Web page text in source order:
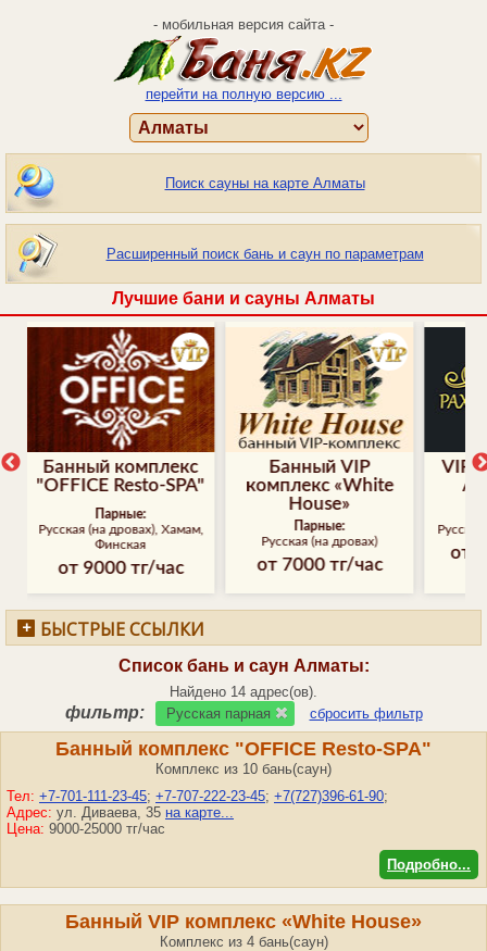
- мобильная версия сайта -
перейти на полную версию ...
Поиск сауны на карте Алматы
Расширенный поиск бань и саун по параметрам
Лучшие бани и сауны Алматы
комплекс
Resto-SPA"
(на дровах), Хамам,
9000 тг/час
Банный VIP
комплекс «White
Русская (на дровах)
от 7000 тг/час
VIP-сауна
Русская (на
от 20000
БЫСТРЫЕ ССЫЛКИ
Список бань и саун Алматы:
Найдено 14 адрес(ов).
фильтр: Русская парная сбросить фильтр
Банный комплекс "OFFICE Resto-SPA"
Комплекс из 10 бань(саун)
Тел: +7-701-111-23-45; +7-707-222-23-45; +7(727)396-61-90;
Адрес: ул. Диваева, 35 на карте...
Цена: 9000-25000 тг/час
Подробно...
Банный VIP комплекс «White House»
Комплекс из 4 бань(саун)